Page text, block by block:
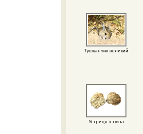
Тушканчик великий
Устриця їстівна